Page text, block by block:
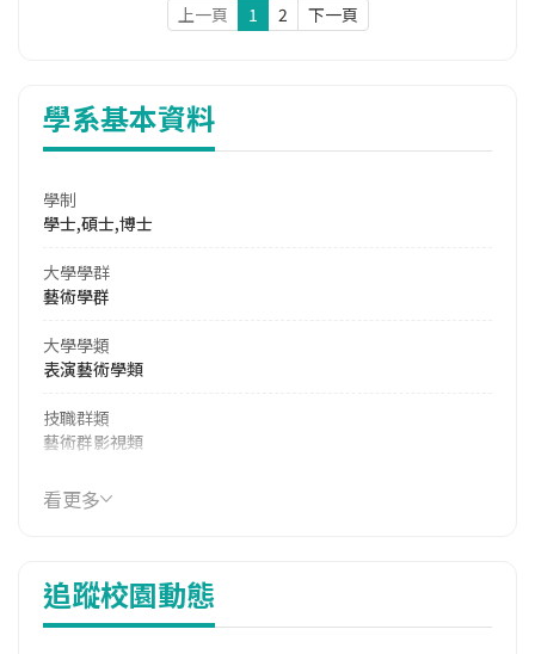
上一頁 1 2 下一頁
學系基本資料
學制
學士,碩士,博士
大學學群
藝術學群
大學學類
表演藝術學類
技職群類
藝術群影視類
114年學費
17,850 元/學期
7,380 元/學期
114年註冊率
看更多
追蹤校園動態